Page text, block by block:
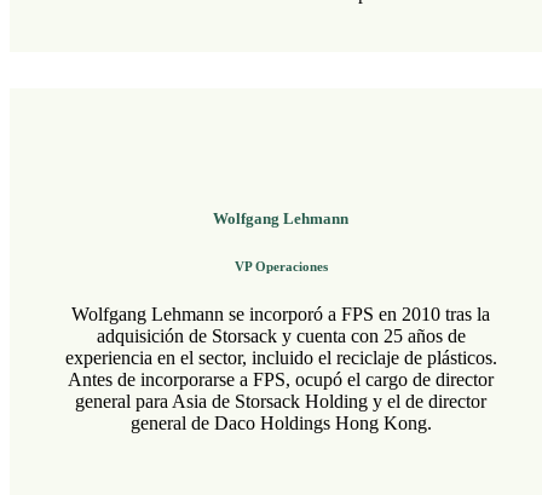
Wolfgang Lehmann
VP Operaciones
Wolfgang Lehmann se incorporó a FPS en 2010 tras la
adquisición de Storsack y cuenta con 25 años de
experiencia en el sector, incluido el reciclaje de plásticos.
Antes de incorporarse a FPS, ocupó el cargo de director
general para Asia de Storsack Holding y el de director
general de Daco Holdings Hong Kong.